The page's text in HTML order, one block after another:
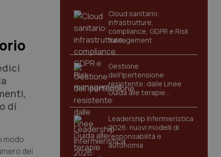
di
modo
dei
Cloud sanitario:
infrastrutture,
compliance, GDPR e Risk
management
Gestione
dell'Ipertensione
resistente: dalle Linee
Guida alle terapie
innovative
Leadership Infermieristica
2026: nuovi modelli di
responsabilità e
autonomia